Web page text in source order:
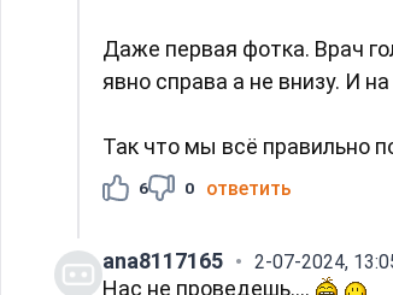
Даже первая фотка. Врач
явно справа а не внизу. И
Так что мы всё правильно
6 0 ответить
ana8117165 2-07-2024,
Нас не проведешь....